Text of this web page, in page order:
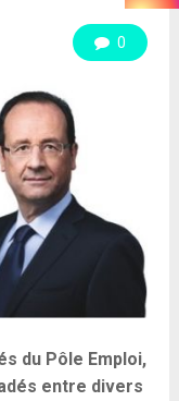
0
du Pôle Emploi,
entre divers